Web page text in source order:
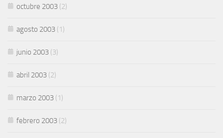
octubre 2003 (2)
agosto 2003 (1)
junio 2003 (3)
abril 2003 (2)
marzo 2003 (1)
febrero 2003 (2)